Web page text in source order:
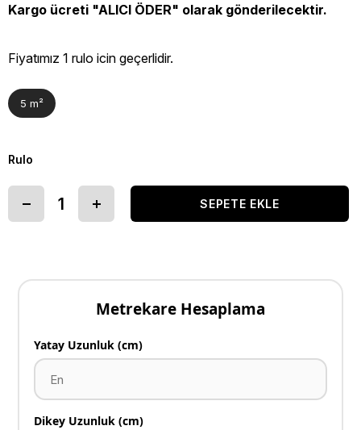
Kargo ücreti "ALICI ÖDER" olarak gönderilecektir.
Fiyatımız 1 rulo icin geçerlidir.
5 m²
Rulo
Metrekare Hesaplama
Yatay Uzunluk (cm)
Dikey Uzunluk (cm)